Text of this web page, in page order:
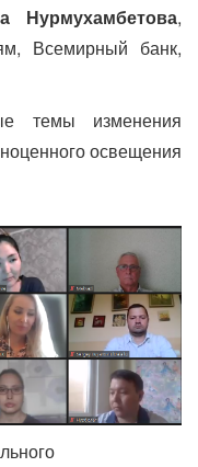
Нурмухамбетова,
Всемирный банк,
темы изменения
освещения